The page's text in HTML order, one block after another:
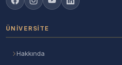
ÜNIVERSITE
Hakkında